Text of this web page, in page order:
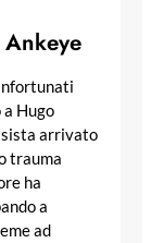
Hugo
arrivato
trauma
ha
a
ad